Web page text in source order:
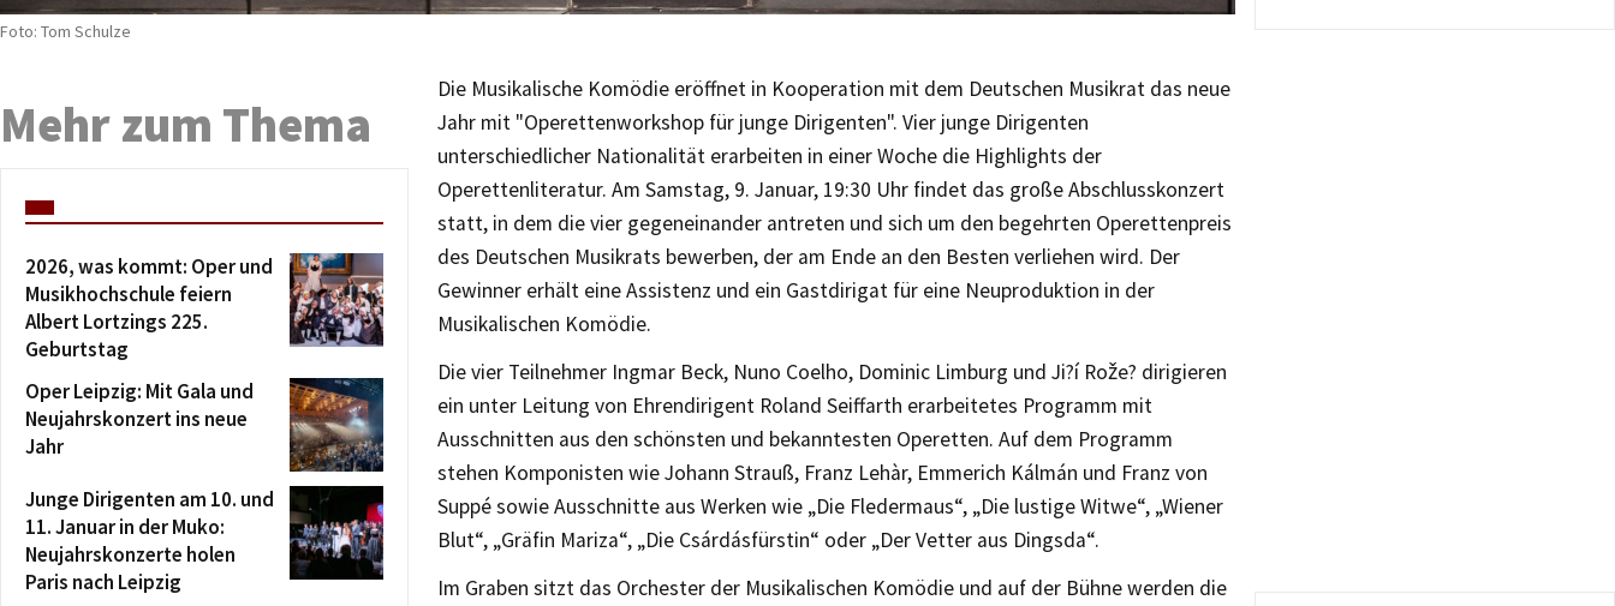
Foto: Tom Schulze
Die Musikalische Komödie eröffnet in Kooperation mit dem Deutschen Musikrat das neue
Jahr mit "Operettenworkshop für junge Dirigenten". Vier junge Dirigenten
unterschiedlicher Nationalität erarbeiten in einer Woche die Highlights der
Operettenliteratur. Am Samstag, 9. Januar, 19:30 Uhr findet das große Abschlusskonzert
statt, in dem die vier gegeneinander antreten und sich um den begehrten Operettenpreis
des Deutschen Musikrats bewerben, der am Ende an den Besten verliehen wird. Der
Gewinner erhält eine Assistenz und ein Gastdirigat für eine Neuproduktion in der
Musikalischen Komödie.
Die vier Teilnehmer Ingmar Beck, Nuno Coelho, Dominic Limburg und Ji?í Rože? dirigieren
ein unter Leitung von Ehrendirigent Roland Seiffarth erarbeitetes Programm mit
Ausschnitten aus den schönsten und bekanntesten Operetten. Auf dem Programm
stehen Komponisten wie Johann Strauß, Franz Lehàr, Emmerich Kálmán und Franz von
Suppé sowie Ausschnitte aus Werken wie „Die Fledermaus“, „Die lustige Witwe“, „Wiener
Blut“, „Gräfin Mariza“, „Die Csárdásfürstin“ oder „Der Vetter aus Dingsda“.
Im Graben sitzt das Orchester der Musikalischen Komödie und auf der Bühne werden die
Mehr zum Thema
2026, was kommt: Oper und
Musikhochschule feiern
Albert Lortzings 225.
Geburtstag
Oper Leipzig: Mit Gala und
Neujahrskonzert ins neue
Jahr
Junge Dirigenten am 10. und
11. Januar in der Muko:
Neujahrskonzerte holen
Paris nach Leipzig